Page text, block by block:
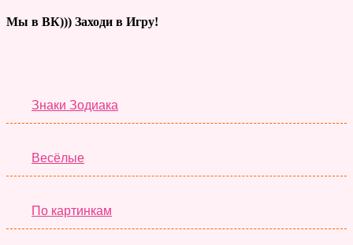
Мы в ВК))) Заходи в Игру!
Знаки Зодиака
Весёлые
По картинкам